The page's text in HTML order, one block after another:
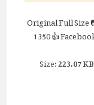
Full Size
1350👍
223.07 KB